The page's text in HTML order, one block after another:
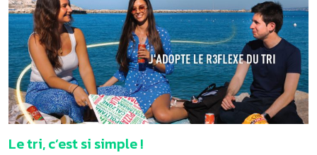
Le tri, c’est si simple !